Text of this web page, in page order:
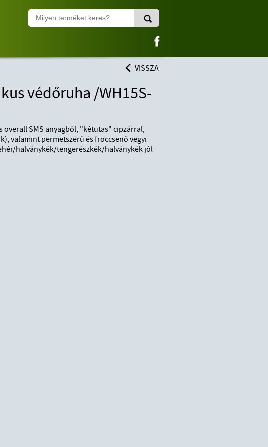
VISSZA
védőruha /WH15S-
overall SMS anyagból, "kétutas" cipzárral,
valamint permetszerű és fröccsenő vegyi
halványkék/tengerészkék/halványkék jól